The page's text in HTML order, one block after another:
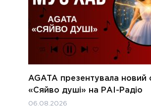
AGATA презентувала новий
«Сяйво душі» на РАІ-Радіо
06.08.2026